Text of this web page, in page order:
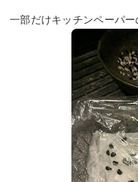
一部だけキッチンペーパー